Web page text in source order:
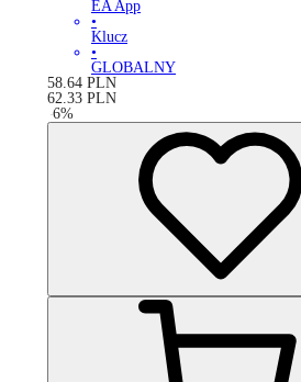
EA App
•
Klucz
•
GLOBALNY
58.64 PLN
62.33 PLN
-6%